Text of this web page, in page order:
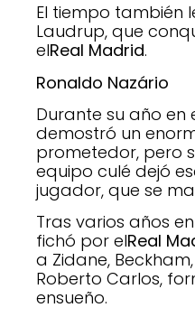
El tiempo también
Laudrup, que
elReal Madrid.
Ronaldo Nazário
Durante su año en
demostró un
prometedor, pero
equipo culé dejó
jugador, que se
Tras varios años
fichó por elReal
a Zidane,
Roberto Carlos,
ensueño.